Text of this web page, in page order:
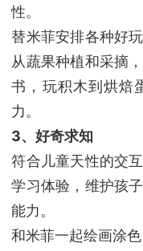
性。
替米菲安排各种好
从蔬果种植和采摘
书，玩积木到烘焙
力。
3、好奇求知
符合儿童天性的交
学习体验，维护孩
能力。
和米菲一起绘画涂